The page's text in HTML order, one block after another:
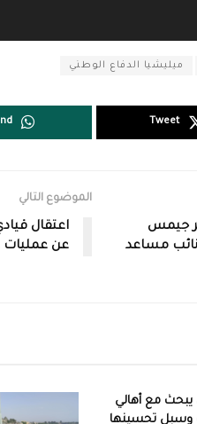
ميليشيا الدفاع الوطني
Tweet
بالسفير جيمس
مساعد
الموضوع التالي
اعتقال
عن عمليات
يبحث مع أهالي
وسبل تحسينها